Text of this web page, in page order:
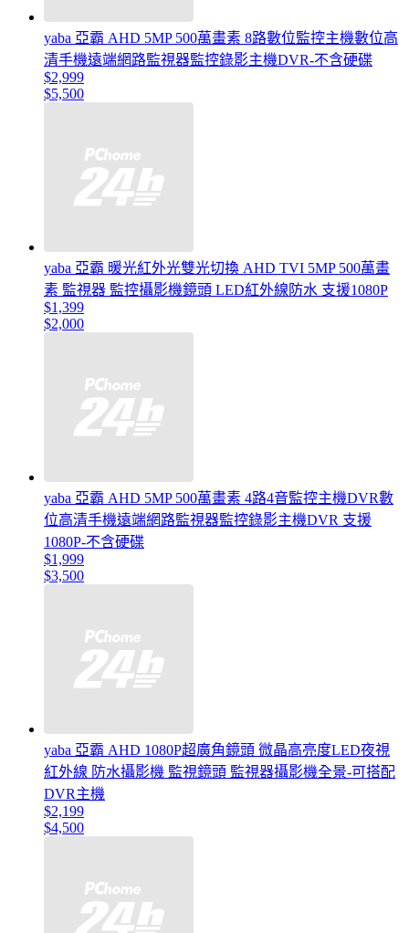
yaba 亞霸 AHD 5MP 500萬畫素 8路數位監控主機數位高
清手機遠端網路監視器監控錄影主機DVR-不含硬碟
$2,999
$5,500
yaba 亞霸 暖光紅外光雙光切換 AHD TVI 5MP 500萬畫
素 監視器 監控攝影機鏡頭 LED紅外線防水 支援1080P
$1,399
$2,000
yaba 亞霸 AHD 5MP 500萬畫素 4路4音監控主機DVR數
位高清手機遠端網路監視器監控錄影主機DVR 支援
1080P-不含硬碟
$1,999
$3,500
yaba 亞霸 AHD 1080P超廣角鏡頭 微晶高亮度LED夜視
紅外線 防水攝影機 監視鏡頭 監視器攝影機全景-可搭配
DVR主機
$2,199
$4,500